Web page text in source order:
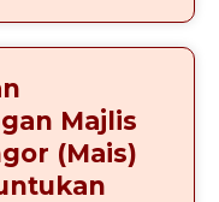
Majlis
(Mais)